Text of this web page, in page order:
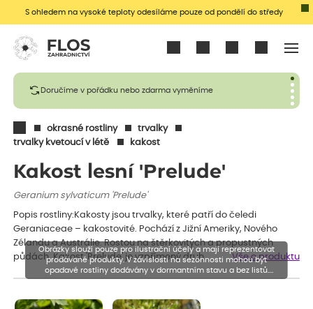
S ohledem na vysoké teploty odesíláme pouze od pondělí do středy
Doručíme v pořádku nebo zdarma vyměníme
okrasné rostliny
trvalky
trvalky kvetoucí v létě
kakost
Kakost lesní 'Prelude'
Geranium sylvaticum 'Prelude'
Popis rostliny:Kakosty jsou trvalky, které patří do čeledi
Geraniaceae – kakostovité. Pochází z Jižní Ameriky, Nového
Zélandu a Austrálie. Rostou na štěrkovitých a propustných
půdách. Kakost 'Prelude' je vzpřímený druh…
Vše o produktu
Obrázky slouží pouze pro ilustrační účely a mají reprezentovat
prodávané produkty. V závislosti na sezónnosti mohou být
opadavé rostliny dodávány v dormantním stavu a bez listů.
Rostliny mohou být také sestřiženy níže, než je uvedená výška,